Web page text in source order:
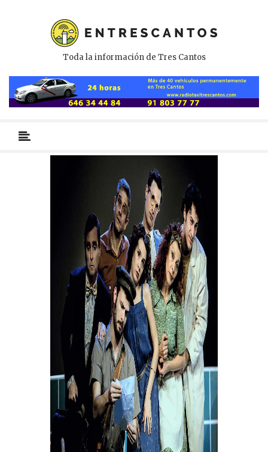
Toda la información de Tres Cantos
primario